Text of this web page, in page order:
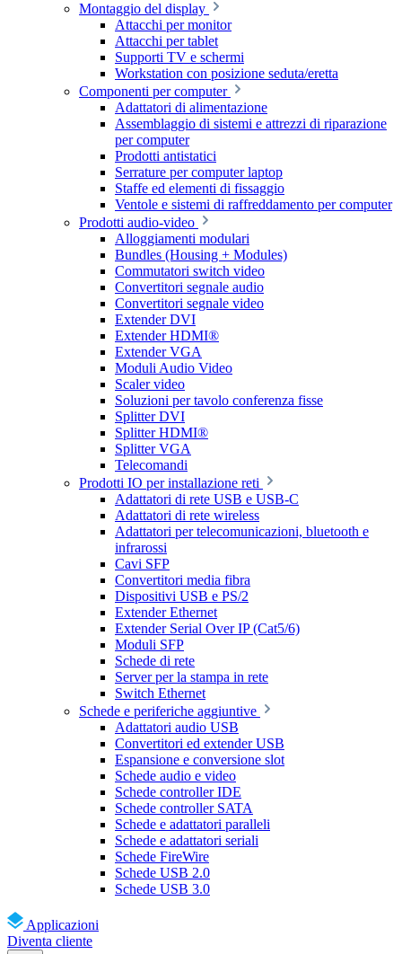
Montaggio del display
Attacchi per monitor
Attacchi per tablet
Supporti TV e schermi
Workstation con posizione seduta/eretta
Componenti per computer
Adattatori di alimentazione
Assemblaggio di sistemi e attrezzi di riparazione
per computer
Prodotti antistatici
Serrature per computer laptop
Staffe ed elementi di fissaggio
Ventole e sistemi di raffreddamento per computer
Prodotti audio-video
Alloggiamenti modulari
Bundles (Housing + Modules)
Commutatori switch video
Convertitori segnale audio
Convertitori segnale video
Extender DVI
Extender HDMI®
Extender VGA
Moduli Audio Video
Scaler video
Soluzioni per tavolo conferenza fisse
Splitter DVI
Splitter HDMI®
Splitter VGA
Telecomandi
Prodotti IO per installazione reti
Adattatori di rete USB e USB-C
Adattatori di rete wireless
Adattatori per telecomunicazioni, bluetooth e
infrarossi
Cavi SFP
Convertitori media fibra
Dispositivi USB e PS/2
Extender Ethernet
Extender Serial Over IP (Cat5/6)
Moduli SFP
Schede di rete
Server per la stampa in rete
Switch Ethernet
Schede e periferiche aggiuntive
Adattatori audio USB
Convertitori ed extender USB
Espansione e conversione slot
Schede audio e video
Schede controller IDE
Schede controller SATA
Schede e adattatori paralleli
Schede e adattatori seriali
Schede FireWire
Schede USB 2.0
Schede USB 3.0
Applicazioni
Diventa cliente